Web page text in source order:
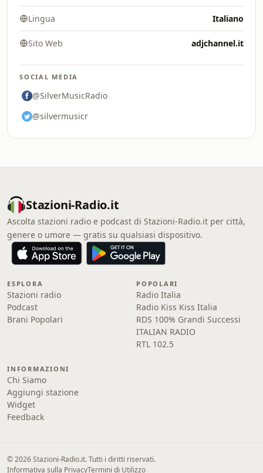
Lingua Italiano
Sito Web adjchannel.it
SOCIAL MEDIA
@SilverMusicRadio
@silvermusicr
Stazioni-Radio.it
Ascolta stazioni radio e podcast di Stazioni-Radio.it per città,
genere o umore — gratis su qualsiasi dispositivo.
ESPLORA
Stazioni radio
Podcast
Brani Popolari
POPOLARI
Radio Italia
Radio Kiss Kiss Italia
RDS 100% Grandi Successi
ITALIAN RADIO
RTL 102.5
INFORMAZIONI
Chi Siamo
Aggiungi stazione
Widget
Feedback
© 2026 Stazioni-Radio.it. Tutti i diritti riservati.
Informativa sulla PrivacyTermini di Utilizzo